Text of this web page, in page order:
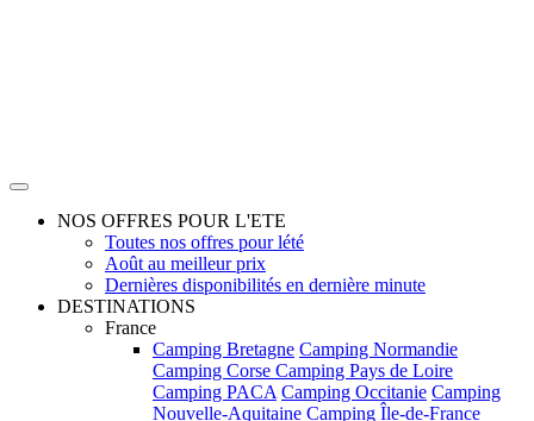
NOS OFFRES POUR L'ETE
Toutes nos offres pour lété
Août au meilleur prix
Dernières disponibilités en dernière minute
DESTINATIONS
France
Camping Bretagne Camping Normandie
Camping Corse Camping Pays de Loire
Camping PACA Camping Occitanie Camping
Nouvelle-Aquitaine Camping Île-de-France